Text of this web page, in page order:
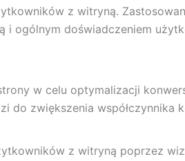
z witryną.
ogólnym doświadczeniem
w celu optymalizacji
do zwiększenia współczynnika
z witryną poprzez